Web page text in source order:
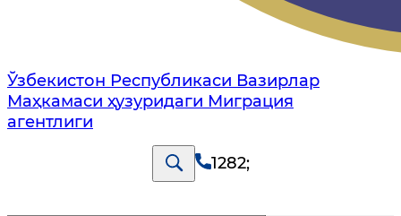
Ўзбекистон Республикаси Вазирлар
Маҳкамаси ҳузуридаги Миграция
агентлиги
1282;